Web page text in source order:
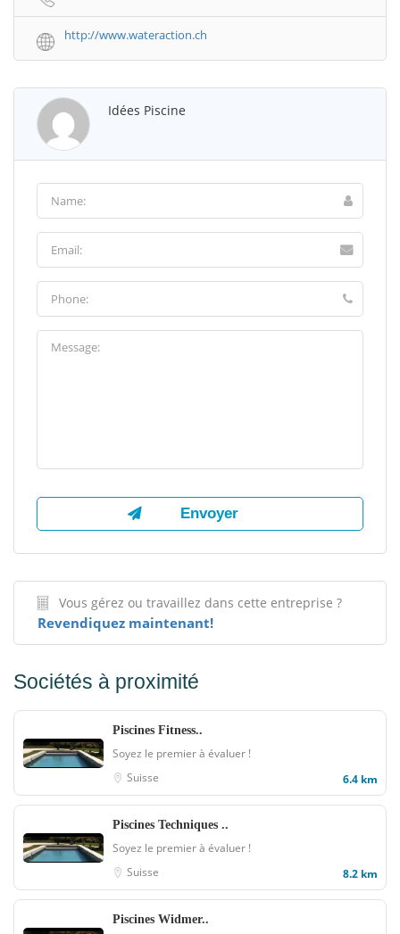
http://www.wateraction.ch
Idées Piscine
Vous gérez ou travaillez dans cette entreprise ?
Revendiquez maintenant!
Sociétés à proximité
Piscines Fitness..
Soyez le premier à évaluer !
Suisse
6.4 km
Piscines Techniques ..
Soyez le premier à évaluer !
Suisse
8.2 km
Piscines Widmer..